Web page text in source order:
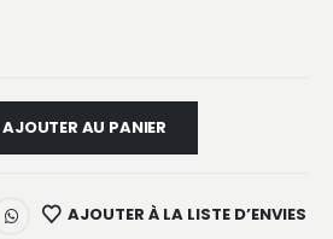
AJOUTER AU PANIER
AJOUTER À LA LISTE D’ENVIES